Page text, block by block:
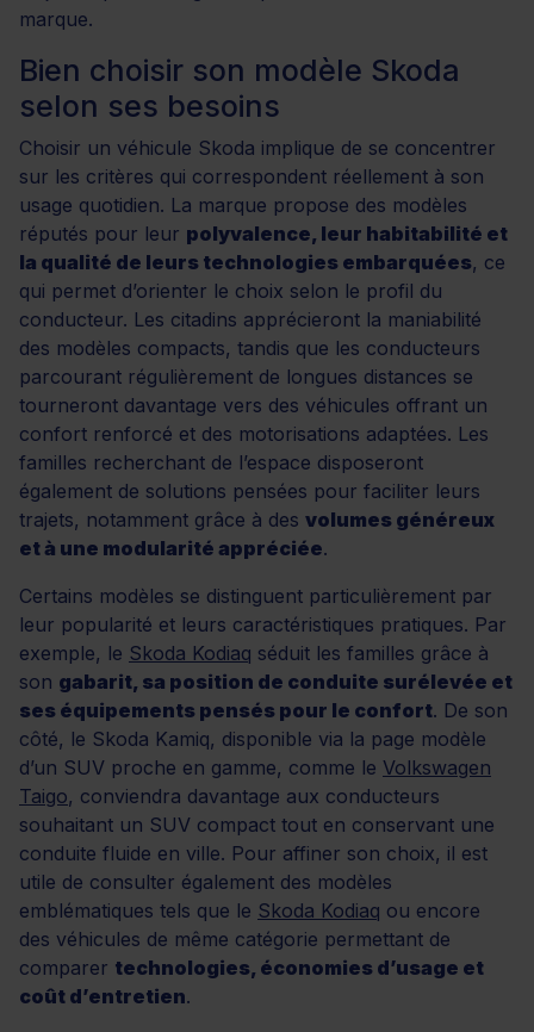
marque.
Bien choisir son modèle Skoda
selon ses besoins
Choisir un véhicule Skoda implique de se concentrer
sur les critères qui correspondent réellement à son
usage quotidien. La marque propose des modèles
réputés pour leur polyvalence, leur habitabilité et
la qualité de leurs technologies embarquées, ce
qui permet d’orienter le choix selon le profil du
conducteur. Les citadins apprécieront la maniabilité
des modèles compacts, tandis que les conducteurs
parcourant régulièrement de longues distances se
tourneront davantage vers des véhicules offrant un
confort renforcé et des motorisations adaptées. Les
familles recherchant de l’espace disposeront
également de solutions pensées pour faciliter leurs
trajets, notamment grâce à des volumes généreux
et à une modularité appréciée.
Certains modèles se distinguent particulièrement par
leur popularité et leurs caractéristiques pratiques. Par
exemple, le Skoda Kodiaq séduit les familles grâce à
son gabarit, sa position de conduite surélevée et
ses équipements pensés pour le confort. De son
côté, le Skoda Kamiq, disponible via la page modèle
d’un SUV proche en gamme, comme le Volkswagen
Taigo, conviendra davantage aux conducteurs
souhaitant un SUV compact tout en conservant une
conduite fluide en ville. Pour affiner son choix, il est
utile de consulter également des modèles
emblématiques tels que le Skoda Kodiaq ou encore
des véhicules de même catégorie permettant de
comparer technologies, économies d’usage et
coût d’entretien.